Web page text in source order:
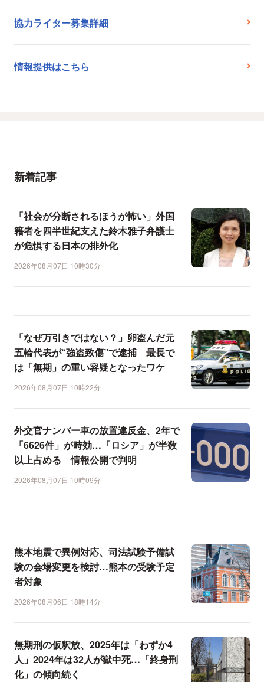
協力ライター募集詳細
情報提供はこちら
新着記事
「社会が分断されるほうが怖い」外国
籍者を四半世紀支えた鈴木雅子弁護士
が危惧する日本の排外化
2026年08月07日 10時30分
「なぜ万引きではない？」卵盗んだ元
五輪代表が“強盗致傷”で逮捕 最長で
は「無期」の重い容疑となったワケ
2026年08月07日 10時22分
外交官ナンバー車の放置違反金、2年で
「6626件」が時効…「ロシア」が半数
以上占める 情報公開で判明
2026年08月07日 10時09分
熊本地震で異例対応、司法試験予備試
験の会場変更を検討…熊本の受験予定
者対象
2026年08月06日 18時14分
無期刑の仮釈放、2025年は「わずか4
人」2024年は32人が獄中死…「終身刑
化」の傾向続く